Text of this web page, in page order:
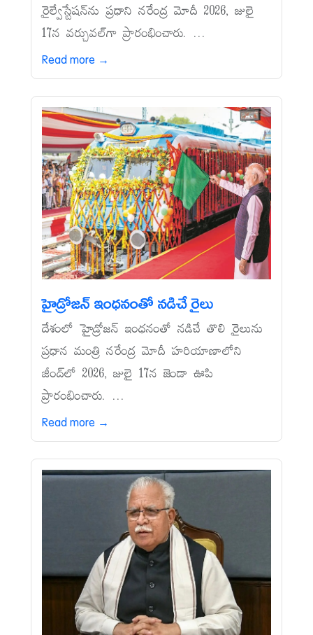
రైల్వేస్టేషన్‌ను ప్రధాని నరేంద్ర మోదీ 2026, జులై
17న వర్చువల్‌గా ప్రారంభించారు. ...
Read more →
హైడ్రోజన్‌ ఇంధనంతో నడిచే రైలు
దేశంలో హైడ్రోజన్‌ ఇంధనంతో నడిచే తొలి రైలును
ప్రధాన మంత్రి నరేంద్ర మోదీ హరియాణాలోని
జీంద్‌లో 2026, జులై 17న జెండా ఊపి
ప్రారంభించారు. ...
Read more →